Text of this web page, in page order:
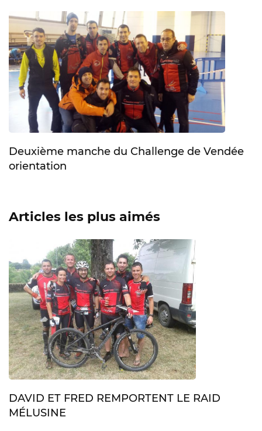
Deuxième manche du Challenge de Vendée
orientation
Articles les plus aimés
DAVID ET FRED REMPORTENT LE RAID
MÉLUSINE